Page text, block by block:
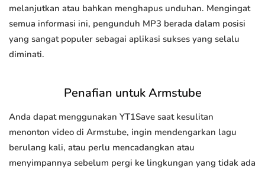
melanjutkan atau bahkan menghapus unduhan. Mengingat
semua informasi ini, pengunduh MP3 berada dalam posisi
yang sangat populer sebagai aplikasi sukses yang selalu
diminati.
Penafian untuk Armstube
Anda dapat menggunakan YT1Save saat kesulitan
menonton video di Armstube, ingin mendengarkan lagu
berulang kali, atau perlu mencadangkan atau
menyimpannya sebelum pergi ke lingkungan yang tidak ada